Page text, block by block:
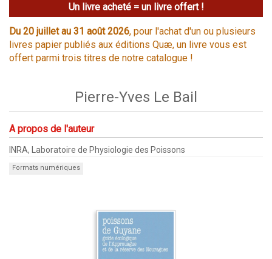
Un livre acheté = un livre offert !
Du 20 juillet au 31 août 2026, pour l'achat d'un ou plusieurs
livres papier publiés aux éditions Quæ, un livre vous est
offert parmi trois titres de notre catalogue !
Pierre-Yves Le Bail
A propos de l'auteur
INRA, Laboratoire de Physiologie des Poissons
Formats numériques